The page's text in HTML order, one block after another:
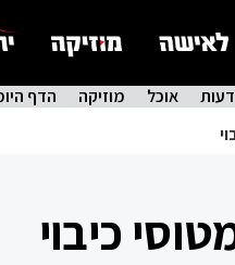
דעות אוכל מוזיקה הדף